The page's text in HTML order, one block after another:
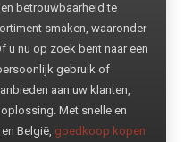
betrouwbaarheid te
smaken, waaronder
u nu op zoek bent naar een
gebruik of
aan uw klanten,
Met snelle en
België, goedkoop kopen